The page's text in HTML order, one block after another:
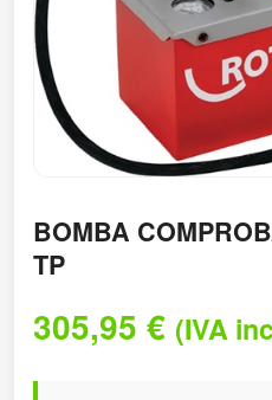
BOMBA
TP
305,95 € (IVA